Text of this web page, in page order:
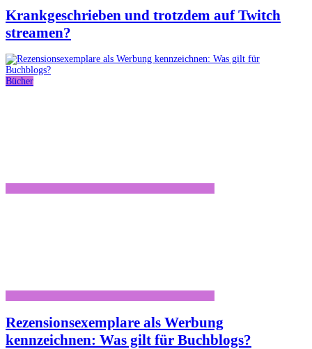
Krankgeschrieben und trotzdem auf Twitch
streamen?
Bücher
Rezensionsexemplare als Werbung
kennzeichnen: Was gilt für Buchblogs?